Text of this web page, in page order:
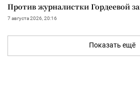
Против журналистки Гордеевой
7 августа 2026, 20:16
Показать ещё